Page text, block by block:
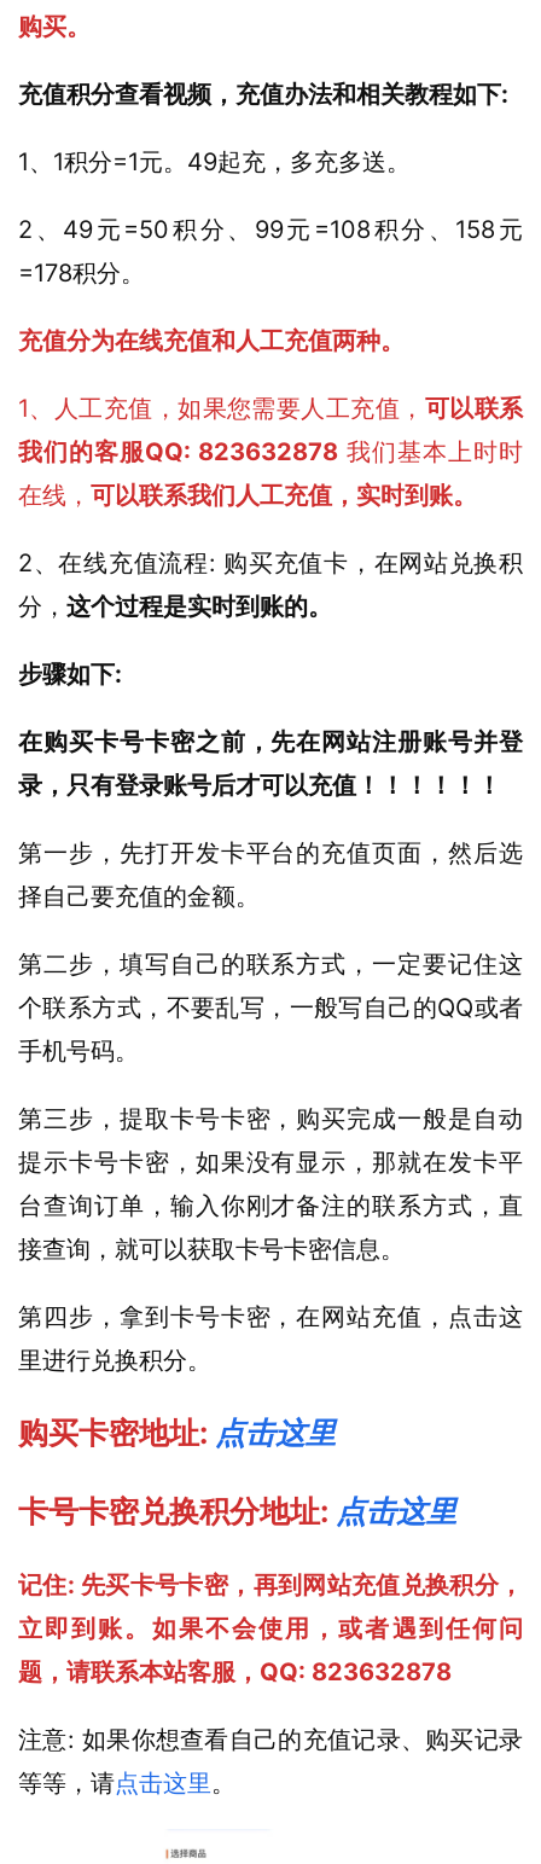
购买。
充值积分查看视频，充值办法和相关教程如下:
1、1积分=1元。49起充，多充多送。
2、49元=50积分、99元=108积分、158元
=178积分。
充值分为在线充值和人工充值两种。
1、人工充值，如果您需要人工充值， 可以联系
我们的客服QQ: 823632878 我们基本上时时
在线， 可以联系我们人工充值，实时到账。
2、在线充值流程: 购买充值卡，在网站兑换积
分， 这个过程是实时到账的。
步骤如下:
在购买卡号卡密之前，先在网站注册账号并登
录，只有登录账号后才可以充值！！！！！！
第一步，先打开发卡平台的充值页面，然后选
择自己要充值的金额。
第二步，填写自己的联系方式，一定要记住这
个联系方式，不要乱写，一般写自己的QQ或者
手机号码。
第三步，提取卡号卡密，购买完成一般是自动
提示卡号卡密，如果没有显示，那就在发卡平
台查询订单，输入你刚才备注的联系方式，直
接查询，就可以获取卡号卡密信息。
第四步，拿到卡号卡密，在网站充值，点击这
里进行兑换积分。
购买卡密地址: 点击这里
卡号卡密兑换积分地址: 点击这里
记住: 先买卡号卡密，再到网站充值兑换积分，
立即到账。如果不会使用，或者遇到任何问
题，请联系本站客服，QQ: 823632878
注意: 如果你想查看自己的充值记录、购买记录
等等，请点击这里。